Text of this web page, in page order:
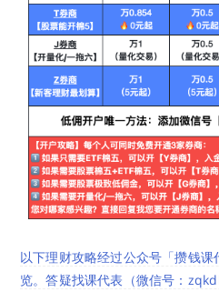
以下理财攻略经过公众号「攒钱
览。答疑找课代表（微信号：